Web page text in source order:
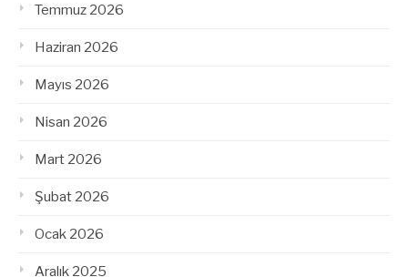
Temmuz 2026
Haziran 2026
Mayıs 2026
Nisan 2026
Mart 2026
Şubat 2026
Ocak 2026
Aralık 2025